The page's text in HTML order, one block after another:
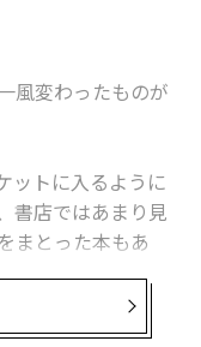
風変わったものが
ットに入るように
書店ではあまり見
まとった本もあ
と小口が袋とじの